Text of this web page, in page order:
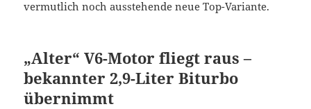
vermutlich noch ausstehende neue Top-Variante.
„Alter“ V6-Motor fliegt raus –
bekannter 2,9-Liter Biturbo
übernimmt